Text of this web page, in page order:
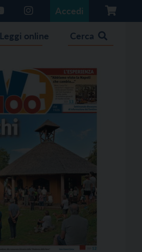
Accedi
Leggi online Cerca